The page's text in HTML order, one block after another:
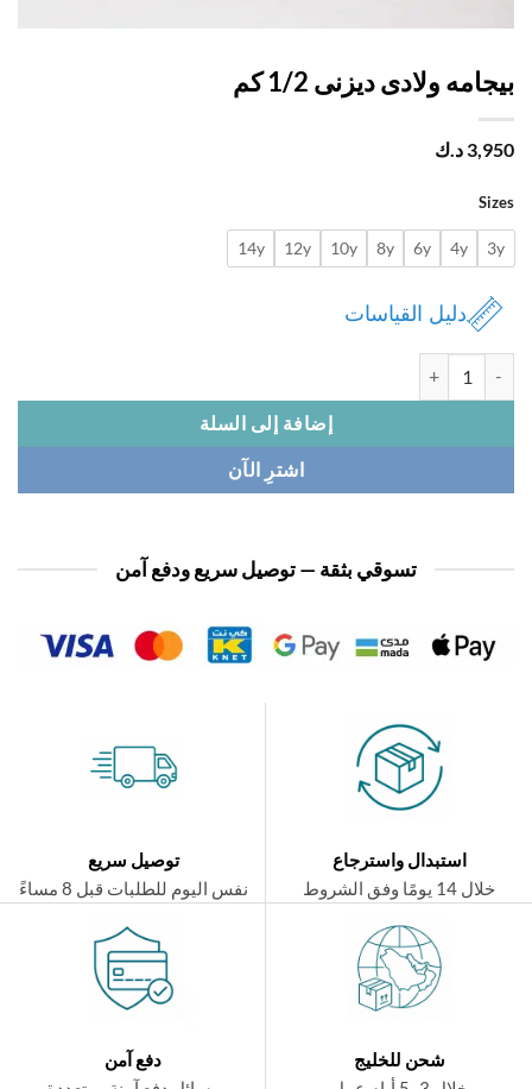
ولادى ديزنى 1/2 كم
د.ك
4y
6y
8y
10y
12y
14y
دليل القياسات
إضافة إلى السلة
اشترِ الآن
تسوقي بثقة — توصيل سريع ودفع آمن
استبدال واسترجاع
توصيل سريع
نفس اليوم للطلبات قبل 8 مساءً
شحن للخليج
دفع آمن